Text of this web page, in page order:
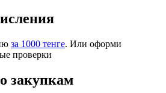
за 1000 тенге. Или оформи
проверки
закупкам